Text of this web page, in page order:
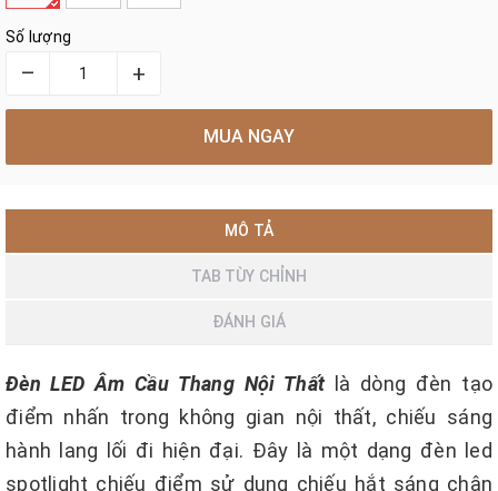
Số lượng
– +
MUA NGAY
MÔ TẢ
TAB TÙY CHỈNH
ĐÁNH GIÁ
Đèn LED Âm Cầu Thang Nội Thất là dòng đèn tạo
điểm nhấn trong không gian nội thất, chiếu sáng
hành lang lối đi hiện đại. Đây là một dạng đèn led
spotlight chiếu điểm sử dụng chiếu hắt sáng chân